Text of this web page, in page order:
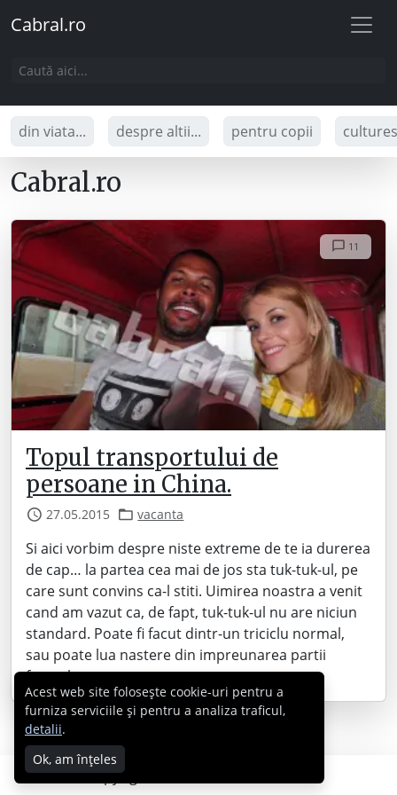
Cabral.ro
din viata... despre altii... pentru copii
Cabral.ro
11
Topul transportului de
persoane in China.
27.05.2015 vacanta
Si aici vorbim despre niste extreme de te ia durerea
de cap… la partea cea mai de jos sta tuk-tuk-ul, pe
care sunt convins ca-l stiti. Uimirea noastra a venit
cand am vazut ca, de fapt, tuk-tuk-ul nu are niciun
standard. Poate fi facut dintr-un triciclu normal,
sau poate lua nastere din impreunarea partii
frontale…
Copyright © 2007 - 2026 Cabral.ro
Acest web site folosește cookie-uri pentru a
furniza serviciile și pentru a analiza traficul,
detalii.
Ok, am înțeles